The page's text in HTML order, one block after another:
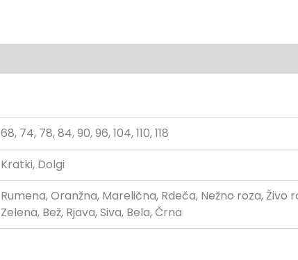
68, 74, 78, 84, 90, 96, 104, 110, 118
Kratki, Dolgi
Rumena, Oranžna, Marelična, Rdeča, Nežno roza,
Zelena, Bež, Rjava, Siva, Bela, Črna